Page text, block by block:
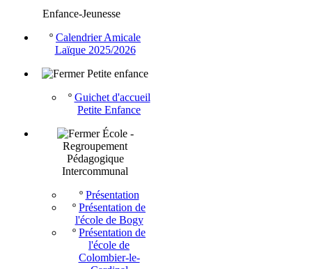
Enfance-Jeunesse
º Calendrier Amicale
Laïque 2025/2026
Petite enfance
º Guichet d'accueil
Petite Enfance
École -
Regroupement
Pédagogique
Intercommunal
º Présentation
º Présentation de
l'école de Bogy
º Présentation de
l'école de
Colombier-le-